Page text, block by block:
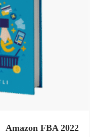
Amazon FBA 2022